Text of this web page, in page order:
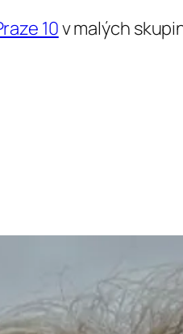
10v malých